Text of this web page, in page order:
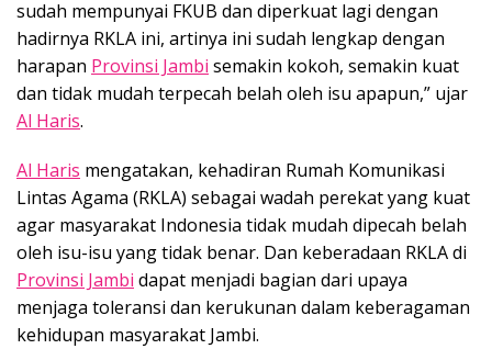
sudah mempunyai FKUB dan diperkuat lagi dengan
hadirnya RKLA ini, artinya ini sudah lengkap dengan
harapan Provinsi Jambi semakin kokoh, semakin kuat
dan tidak mudah terpecah belah oleh isu apapun,” ujar
Al Haris.
Al Haris mengatakan, kehadiran Rumah Komunikasi
Lintas Agama (RKLA) sebagai wadah perekat yang kuat
agar masyarakat Indonesia tidak mudah dipecah belah
oleh isu-isu yang tidak benar. Dan keberadaan RKLA di
Provinsi Jambi dapat menjadi bagian dari upaya
menjaga toleransi dan kerukunan dalam keberagaman
kehidupan masyarakat Jambi.